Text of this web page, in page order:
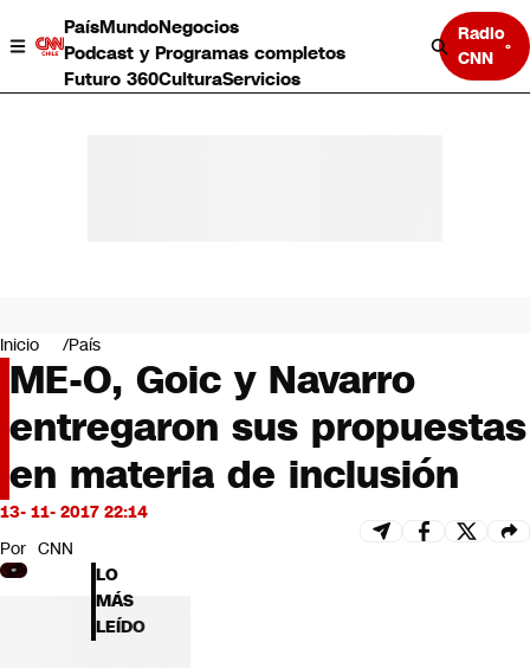
PaísMundoNegocios
Podcast y Programas completos
Futuro 360CulturaServicios
Radio
CNN
Negocios
Deportes
Programas completos
Cultura
Servicios
Bits
CNN tiempo
Futuro 360
Opinión
Inicio País
ME-O, Goic y Navarro
entregaron sus propuestas
en materia de inclusión
13- 11- 2017 22:14
Por CNN
LO
MÁS
LEÍDO